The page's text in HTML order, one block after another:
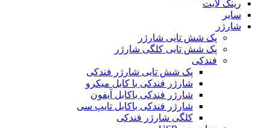
رینگ لایت
سایر
شارژر
پک شش تایی شارژر
پک شش تایی کلگی شارژر
فندکی
پک شش تایی شارژر فندکی
شارژر فندکی با کابل میکرو
شارژر فندکی باکابل آیفون
شارژر فندکی باکابل تایپ سی
کلگی شارژر فندکی